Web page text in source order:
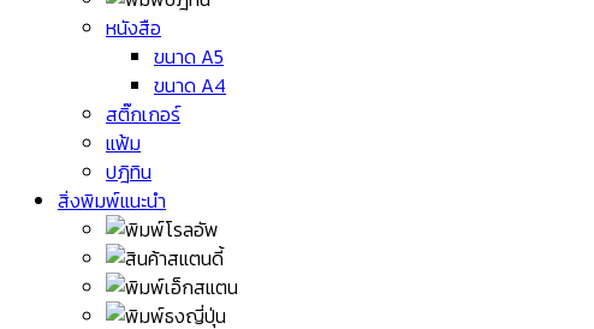
หนังสือ
ขนาด A5
ขนาด A4
สติ๊กเกอร์
แฟ้ม
ปฎิทิน
สิ่งพิมพ์แนะนำ